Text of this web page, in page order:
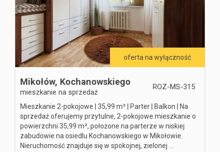
oferta na wyłączność
Mikołów, Kochanowskiego
mieszkanie na sprzedaż
ROZ-MS-315
Mieszkanie 2-pokojowe | 35,99 m² | Parter | Balkon | Na
sprzedaż oferujemy przytulne, 2-pokojowe mieszkanie o
powierzchni 35,99 m², położone na parterze w niskiej
zabudowie na osiedlu Kochanowskiego w Mikołowie.
Nieruchomość znajduje się w spokojnej, zielonej ...